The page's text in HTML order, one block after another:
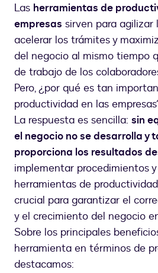
Las herramientas de
empresas sirven para agilizar
acelerar los trámites y
del negocio al mismo tiempo
de trabajo de los
Pero, ¿por qué es tan
productividad en las
La respuesta es sencilla: sin
el negocio no se desarrolla y
proporciona los resultados
implementar procedimientos
herramientas de
crucial para garantizar el
y el crecimiento del negocio
Sobre los principales
herramienta en términos de
destacamos: